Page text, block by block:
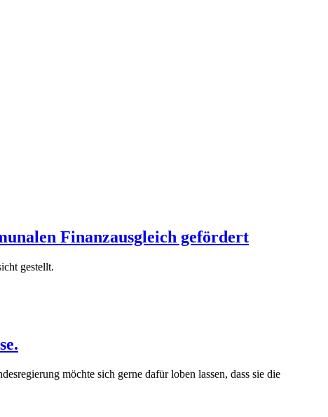
Finanzausgleich gefördert
gestellt.
möchte sich gerne dafür loben lassen, dass sie die